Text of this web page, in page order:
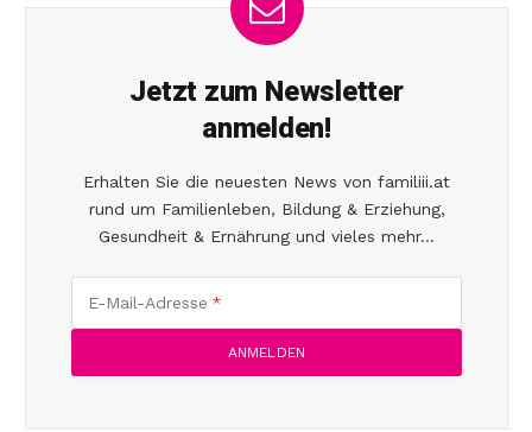
Jetzt zum Newsletter
anmelden!
Erhalten Sie die neuesten News von familiii.at
rund um Familienleben, Bildung & Erziehung,
Gesundheit & Ernährung und vieles mehr...
E-Mail-Adresse